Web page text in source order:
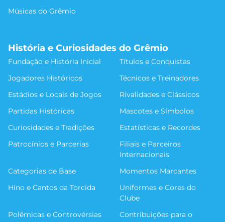
Músicas do Grêmio
História e Curiosidades do Grêmio
Fundação e História Inicial
Títulos e Conquistas
Jogadores Históricos
Técnicos e Treinadores
Estádios e Locais de Jogos
Rivalidades e Clássicos
Partidas Históricas
Mascotes e Símbolos
Curiosidades e Tradições
Estatísticas e Recordes
Patrocínios e Parcerias
Filiais e Parceiros
Internacionais
Categorias de Base
Momentos Marcantes
Hino e Cantos da Torcida
Uniformes e Cores do
Clube
Polêmicas e Controvérsias
Contribuições para o